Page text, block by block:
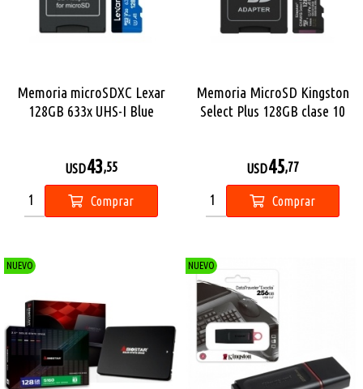
Memoria microSDXC Lexar
128GB 633x UHS-I Blue
USD43,55
Comprar
Memoria MicroSD Kingston
Select Plus 128GB clase 10
USD45,77
Comprar
NUEVO NUEVO